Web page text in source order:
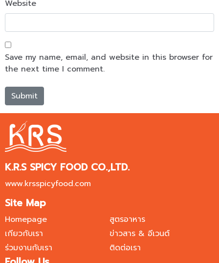
Website
Save my name, email, and website in this browser for
the next time I comment.
K.R.S SPICY FOOD CO.,LTD.
www.krsspicyfood.com
Site Map
Homepage
สูตรอาหาร
เกียวกับเรา
ข่าวสาร & อีเวนต์
ร่วมงานกับเรา
ติดต่อเรา